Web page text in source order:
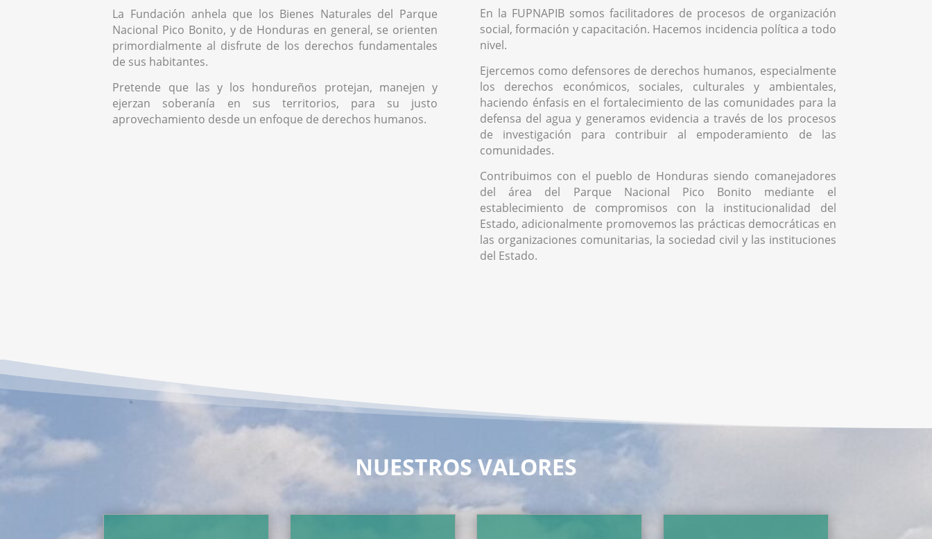
La Fundación anhela que los Bienes Naturales del Parque
Nacional Pico Bonito, y de Honduras en general, se orienten
primordialmente al disfrute de los derechos fundamentales
de sus habitantes.
Pretende que las y los hondureños protejan, manejen y
ejerzan soberanía en sus territorios, para su justo
aprovechamiento desde un enfoque de derechos humanos.
En la FUPNAPIB somos facilitadores de procesos de organización
social, formación y capacitación. Hacemos incidencia política a todo
nivel.
Ejercemos como defensores de derechos humanos, especialmente
los derechos económicos, sociales, culturales y ambientales,
haciendo énfasis en el fortalecimiento de las comunidades para la
defensa del agua y generamos evidencia a través de los procesos
de investigación para contribuir al empoderamiento de las
comunidades.
Contribuimos con el pueblo de Honduras siendo comanejadores
del área del Parque Nacional Pico Bonito mediante el
establecimiento de compromisos con la institucionalidad del
Estado, adicionalmente promovemos las prácticas democráticas en
las organizaciones comunitarias, la sociedad civil y las instituciones
del Estado.
NUESTROS VALORES